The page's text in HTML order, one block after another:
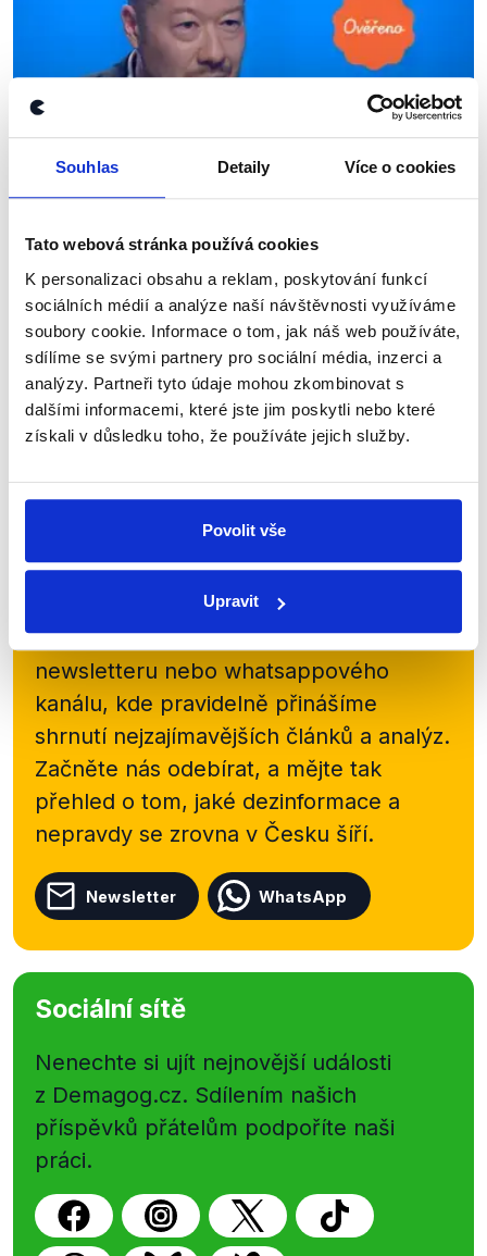
Souhlas Detaily Více o cookies
Tato webová stránka používá cookies
K personalizaci obsahu a reklam, poskytování funkcí
sociálních médií a analýze naší návštěvnosti využíváme
soubory cookie. Informace o tom, jak náš web používáte,
sdílíme se svými partnery pro sociální média, inzerci a
analýzy. Partneři tyto údaje mohou zkombinovat s
dalšími informacemi, které jste jim poskytli nebo které
získali v důsledku toho, že používáte jejich služby.
Povolit vše
Upravit
Drahé energie, nepřizpůsobiví
migranti
13. června 2022
Tomio Okamura si rozhovor se Světlanou
Witowskou moc užil, stejně jako my fact-checking
jeho výroků. V naší analýze Okamurových výroků –
v rámci DemagogTV propojených se záznamem
rozhovoru –...
Číst dál
Přihlaste se k odběru našeho
newsletteru nebo whatsappového
kanálu, kde pravidelně přinášíme
shrnutí nejzajímavějších článků a analýz.
Začněte nás odebírat, a mějte tak
přehled o tom, jaké dezinformace a
nepravdy se zrovna v Česku šíří.
Newsletter WhatsApp
Sociální sítě
Nenechte si ujít nejnovější události
z Demagog.cz. Sdílením našich
příspěvků přátelům podpoříte naši
práci.